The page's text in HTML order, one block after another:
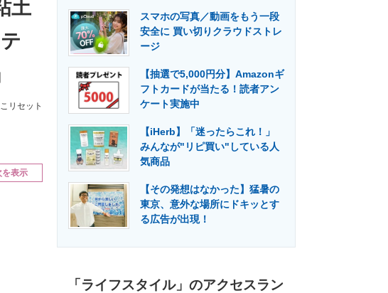
製造業のIT導入・活用を支援
エネルギーの専門メディア 建設×テクノロジーの最前線
土
リセット
を表示
スマホの写真／動画をもう一段
安全に 買い切りクラウドストレ
ージ
【抽選で5,000円分】Amazonギ
フトカードが当たる！読者アン
ケート実施中
【iHerb】「迷ったらこれ！」
みんなが"リピ買い"している人
気商品
【その発想はなかった】猛暑の
東京、意外な場所にドキッとす
る広告が出現！
「ライフスタイル」のアクセスラン